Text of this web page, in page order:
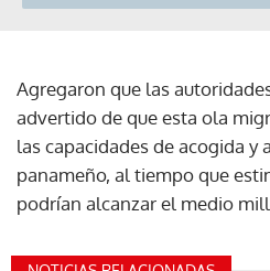
Agregaron que las
advertido de que esta ola
las capacidades de acogida y
panameño, al tiempo que
podrían alcanzar el medio